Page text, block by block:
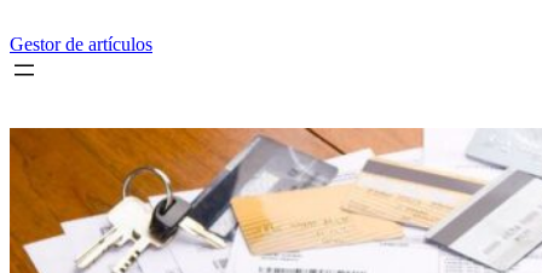
al
contenido
Gestor de artículos